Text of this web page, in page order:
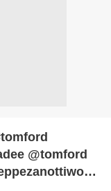
@tomford